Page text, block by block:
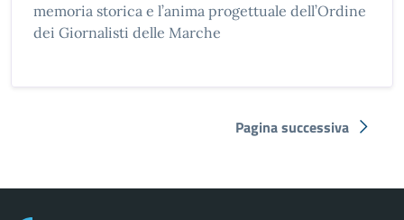
memoria storica e l’anima progettuale dell’Ordine
dei Giornalisti delle Marche
Pagina successiva